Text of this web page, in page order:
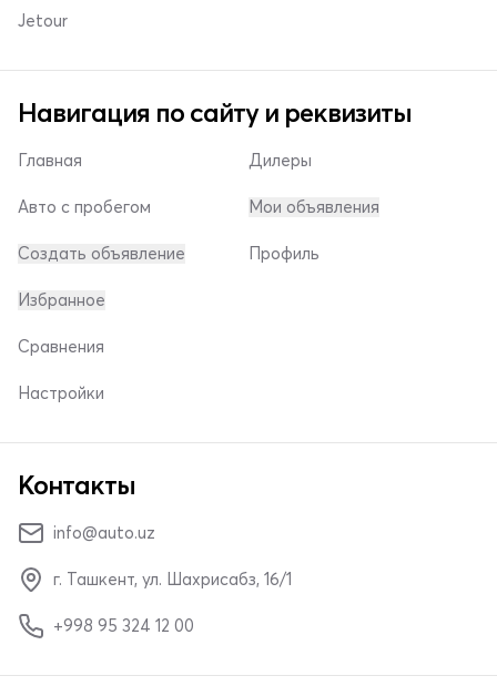
Jetour
Навигация по сайту и реквизиты
Главная
Авто с пробегом
Создать объявление
Дилеры
Мои объявления
Профиль
Избранное
Сравнения
Настройки
Контакты
info@auto.uz
г. Ташкент, ул. Шахрисабз, 16/1
+998 95 324 12 00